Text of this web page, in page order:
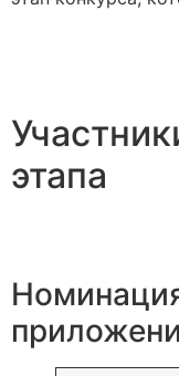
этапа